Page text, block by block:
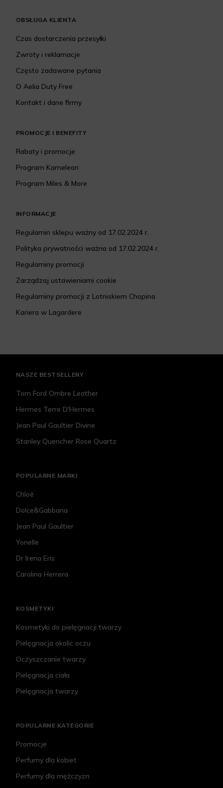
OBSŁUGA KLIENTA
Czas dostarczenia przesyłki
Zwroty i reklamacje
Często zadawane pytania
O Aelia Duty Free
Kontakt i dane firmy
PROMOCJE I BENEFITY
Rabaty i promocje
Program Kameleon
Program Miles & More
INFORMACJE
Regulamin sklepu ważny od 17.02.2024 r.
Polityka prywatności ważna od 17.02.2024 r.
Regulaminy promocji
Zarządzaj ustawieniami cookie
Regulaminy promocji z Lotniskiem Chopina
Kariera w Lagardere
NASZE BESTSELLERY
Tom Ford Ombre Leather
Hermes Terre D'Hermes
Jean Paul Gaultier Divine
Stanley Quencher Rose Quartz
POPULARNE MARKI
Chloé
Dolce&Gabbana
Jean Paul Gaultier
Yonelle
Dr Irena Eris
Carolina Herrera
KOSMETYKI
Kosmetyki do pielęgnacji twarzy
Pielęgnacja okolic oczu
Oczyszczanie twarzy
Pielęgnacja ciała
Pielęgnacja twarzy
POPULARNE KATEGORIE
Promocje
Perfumy dla kobiet
Perfumy dla mężczyzn